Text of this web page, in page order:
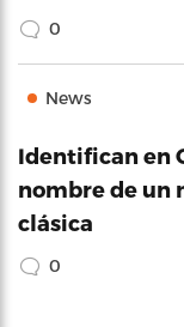
0
News
Identifican en
nombre de un
clásica
0